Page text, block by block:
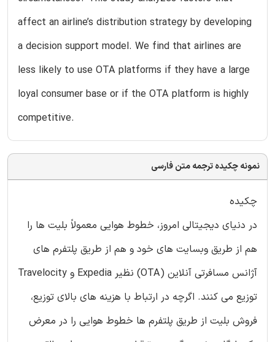
affect an airline’s distribution strategy by developing
a decision support model. We find that airlines are
less likely to use OTA platforms if they have a large
loyal consumer base or if the OTA platform is highly
competitive.
نمونه چکیده ترجمه متن فارسی
چکیده
در دنیای دیجیتالی امروز، خطوط هوایی معمولاً بلیت ها را
هم از طریق وبسایت های خود و هم از طریق پلتفرم های
آژانس مسافرتی آنلاین (OTA) نظیر Expedia و Travelocity
توزیع می کنند. اگرچه در ارتباط با هزینه های بالای توزیع،
فروش بلیت از طریق پلتفرم ها خطوط هوایی را در معرض